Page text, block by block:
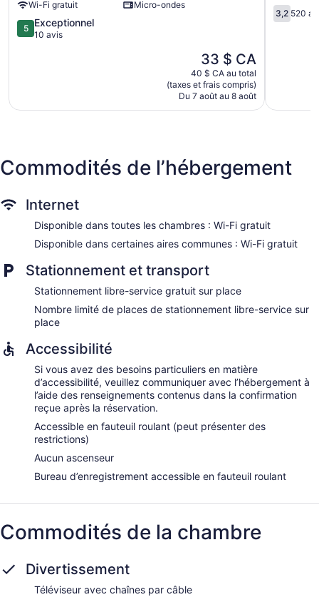
Wi-Fi gratuit Micro-ondes
5.0
sur
5 Exceptionnel
10 avis
Le
prix
est
de
33 $ CA
33 $ CA
40 $ CA au total
(taxes et frais compris)
Du 7 août au 8 août
3.2
sur
3,2 520
Commodités de l’hébergement
Internet
Disponible dans toutes les chambres : Wi-Fi gratuit
Disponible dans certaines aires communes : Wi-Fi gratuit
Stationnement et transport
Stationnement libre-service gratuit sur place
Nombre limité de places de stationnement libre-service sur
place
Accessibilité
Si vous avez des besoins particuliers en matière
d’accessibilité, veuillez communiquer avec l’hébergement à
l’aide des renseignements contenus dans la confirmation
reçue après la réservation.
Accessible en fauteuil roulant (peut présenter des
restrictions)
Aucun ascenseur
Bureau d’enregistrement accessible en fauteuil roulant
Commodités de la chambre
Divertissement
Téléviseur avec chaînes par câble